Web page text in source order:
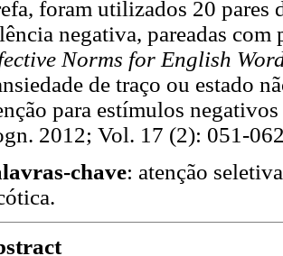
foram utilizados 20 pares
negativa, pareadas
Norms for English
de traço ou estado
para estímulos
2012; Vol. 17 (2): 051-
chave: atenção